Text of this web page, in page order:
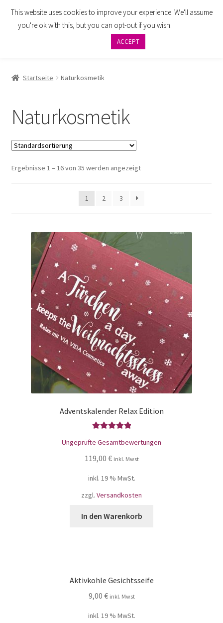
Zur
Navigation
Zum
Inhalt
Widerrufsbelehrung
Versand
Impressum
Datenschutzbelehrung
Startseite Naturkosmetik
Naturkosmetik
Ergebnisse 1 – 16 von 35 werden angezeigt
1 2 3
Adventskalender Relax Edition
5.00von 5
Ungeprüfte Gesamtbewertungen
119,00 € inkl. Mwst
inkl. 19 % MwSt.
zzgl. Versandkosten
In den Warenkorb
Aktivkohle Gesichtsseife
9,00 € inkl. Mwst
inkl. 19 % MwSt.
This website uses cookies to improve your experience. We'll assume
you're ok with this, but you can opt-out if you wish.
ACCEPT